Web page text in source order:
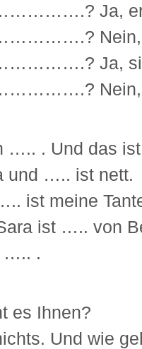
Ja, er ist
Nein, sie
Ja, sie
Nein, da
….. . Und das
und ….. ist nett.
ist meine
ist ….. von
….. .
es Ihnen?
Und wie